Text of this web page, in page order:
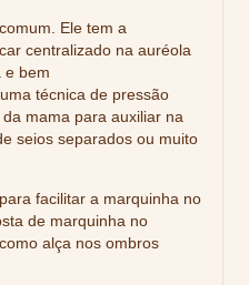
Ele tem a
centralizado na auréola
e bem
técnica de pressão
mama para auxiliar na
seios separados ou muito
facilitar a marquinha no
de marquinha no
alça nos ombros